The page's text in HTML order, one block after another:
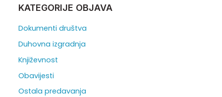
KATEGORIJE OBJAVA
Dokumenti društva
Duhovna izgradnja
Književnost
Obavijesti
Ostala predavanja